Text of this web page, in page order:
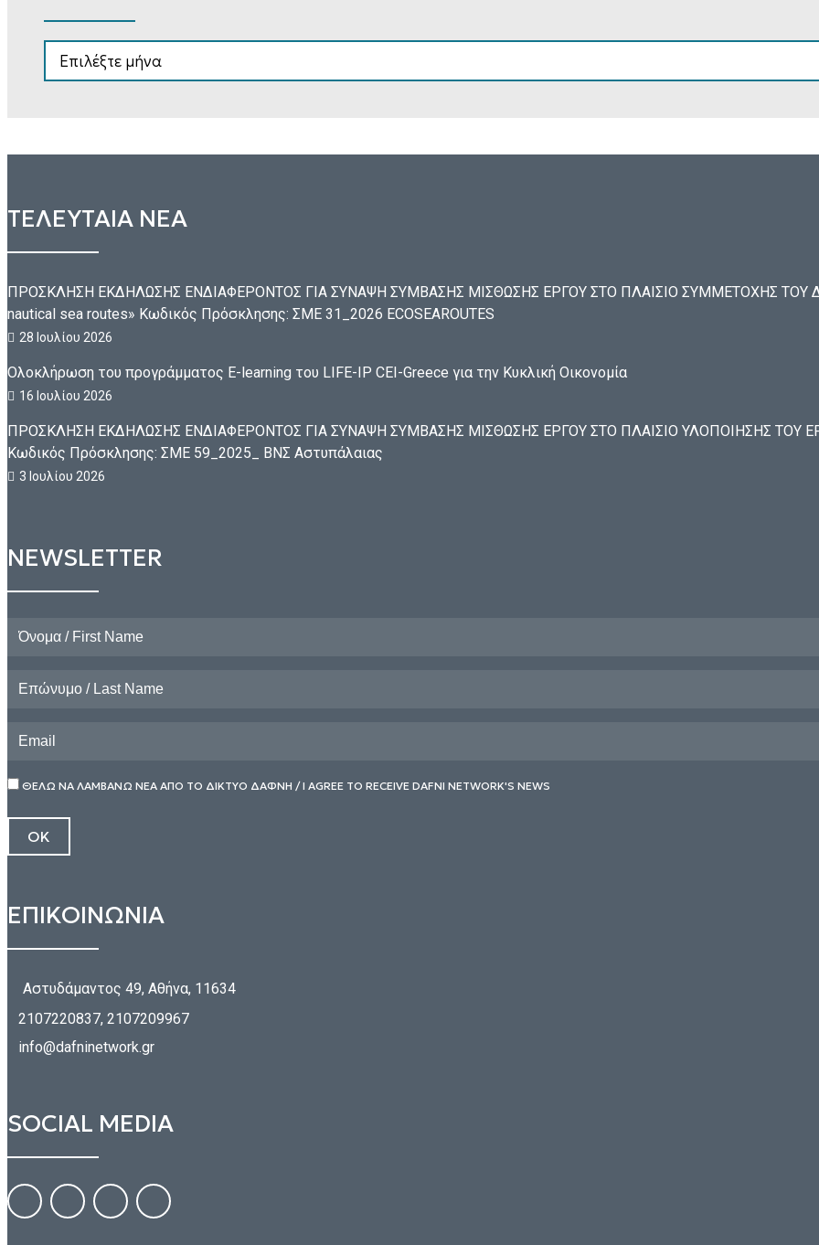
ΤΕΛΕΥΤΑΙΑ ΝΕΑ
ΠΡΟΣΚΛΗΣΗ ΕΚΔΗΛΩΣΗΣ ΕΝΔΙΑΦΕΡΟΝΤΟΣ ΓΙΑ ΣΥΝΑΨΗ ΣΥΜΒΑΣΗΣ ΜΙΣΘΩΣΗΣ ΕΡΓΟΥ ΣΤΟ ΠΛΑΙΣΙΟ ΣΥΜΜΕΤΟΧΗΣ ΤΟΥ
nautical sea routes» Κωδικός Πρόσκλησης: ΣΜΕ 31_2026 ECOSEAROUTES
28 Ιουλίου 2026
Ολοκλήρωση του προγράμματος E-learning του LIFE-IP CEI-Greece για την Κυκλική Οικονομία
16 Ιουλίου 2026
ΠΡΟΣΚΛΗΣΗ ΕΚΔΗΛΩΣΗΣ ΕΝΔΙΑΦΕΡΟΝΤΟΣ ΓΙΑ ΣΥΝΑΨΗ ΣΥΜΒΑΣΗΣ ΜΙΣΘΩΣΗΣ ΕΡΓΟΥ ΣΤΟ ΠΛΑΙΣΙΟ ΥΛΟΠΟΙΗΣΗΣ ΤΟΥ
Κωδικός Πρόσκλησης: ΣΜΕ 59_2025_ ΒΝΣ Αστυπάλαιας
3 Ιουλίου 2026
NEWSLETTER
ΘΕΛΩ ΝΑ ΛΑΜΒΑΝΩ ΝΕΑ ΑΠΟ ΤΟ ΔΙΚΤΥΟ ΔΑΦΝΗ / I AGREE TO RECEIVE DAFNI NETWORK'S NEWS
ΕΠΙΚΟΙΝΩΝΙΑ
Αστυδάμαντος 49, Αθήνα, 11634
2107220837, 2107209967
info@dafninetwork.gr
SOCIAL MEDIA